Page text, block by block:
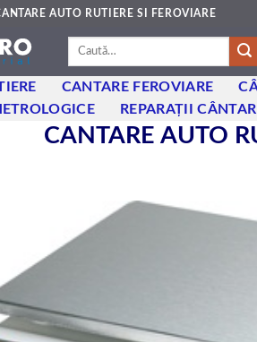
AUTO RUTIERE SI FEROVIARE
Caută
CANTARE FEROVIARE
REPARAȚII
CANTARE AUTO